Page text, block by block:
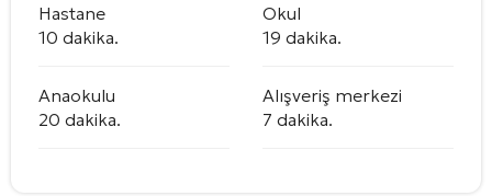
Hastane
10 dakika.
Okul
19 dakika.
Anaokulu
20 dakika.
Alışveriş merkezi
7 dakika.